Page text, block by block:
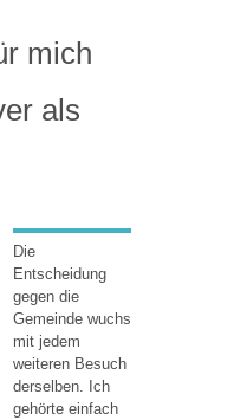
mich
als
Die
Entscheidung
gegen die
Gemeinde wuchs
mit jedem
weiteren Besuch
derselben. Ich
gehörte einfach